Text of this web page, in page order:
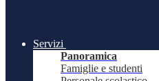
Servizi
Panoramica
Famiglie e studenti